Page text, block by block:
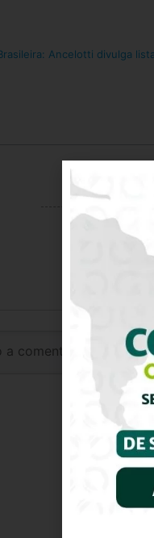
Ancelotti divulga lista
Avaliação